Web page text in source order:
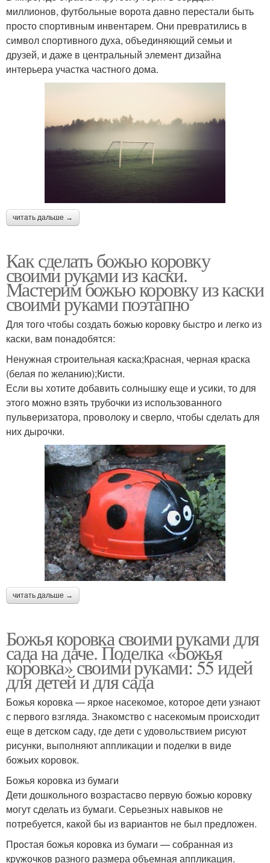
миллионов, футбольные ворота давно перестали быть
просто спортивным инвентарем. Они превратились в
символ спортивного духа, объединяющий семьи и
друзей, и даже в центральный элемент дизайна
интерьера участка частного дома.
читать дальше →
Как сделать божью коровку
своими руками из каски.
Мастерим божью коровку из каски
своими руками поэтапно
Для того чтобы создать божью коровку быстро и легко из
каски, вам понадобятся:
Ненужная строительная каска;Красная, черная краска
(белая по желанию);Кисти.
Если вы хотите добавить солнышку еще и усики, то для
этого можно взять трубочки из использованного
пульверизатора, проволоку и сверло, чтобы сделать для
них дырочки.
читать дальше →
Божья коровка своими руками для
сада на даче. Поделка «Божья
коровка» своими руками: 55 идей
для детей и для сада
Божья коровка — яркое насекомое, которое дети узнают
с первого взгляда. Знакомство с насекомым происходит
еще в детском саду, где дети с удовольствием рисуют
рисунки, выполняют аппликации и поделки в виде
божьих коровок.
Божья коровка из бумаги
Дети дошкольного возрастасво первую божью коровку
могут сделать из бумаги. Серьезных навыков не
потребуется, какой бы из вариантов не был предложен.
Простая божья коровка из бумаги — собранная из
кружочков разного размера объемная аппликация.